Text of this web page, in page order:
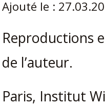
Ajouté le :
Reproductions
de l’auteur.
Paris, Institut